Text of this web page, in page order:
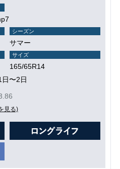
シーズン
サマー
サイズ
165/65R14
〜2日
見る)